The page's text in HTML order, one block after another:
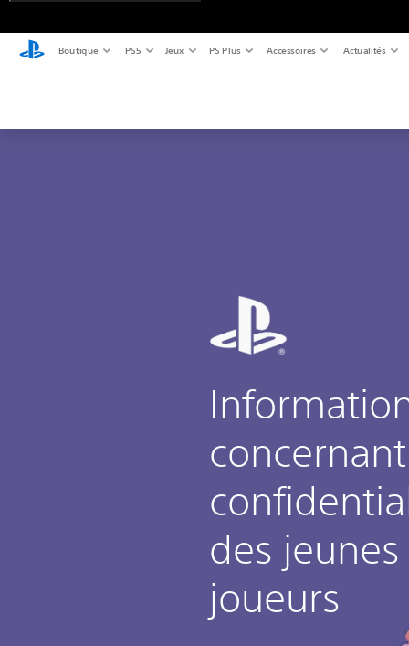
Boutique PS5 Jeux PS Plus Accessoires Actualités
des jeunes
joueurs